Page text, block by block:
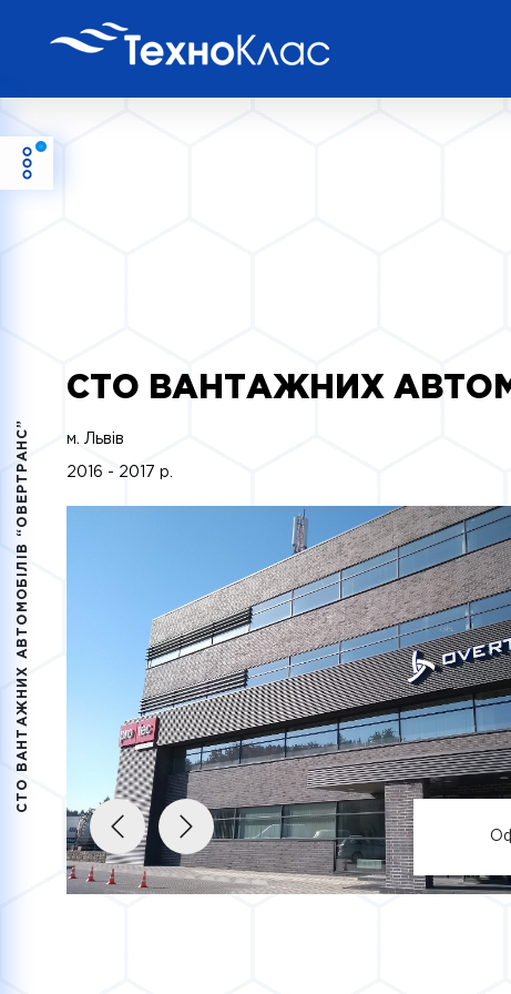
СТО ВАНТАЖНИХ АВТОМОБІЛІВ “ОВЕРТРАНС”
СТО ВАНТАЖНИХ
м. Львів
2016 - 2017 р.